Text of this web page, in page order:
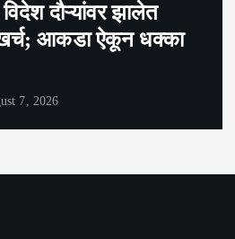
दौऱ्यांवर झालेत
आकडा ऐकून धक्का
7, 2026